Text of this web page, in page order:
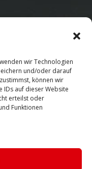
wir Technologien
und/oder darauf
können wir
IDs auf dieser Website
erteilst oder
Funktionen